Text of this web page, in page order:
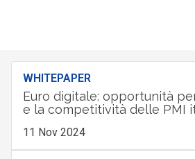
WHITEPAPER
Euro digitale: opportunità
e la competitività delle PMI
11 Nov 2024